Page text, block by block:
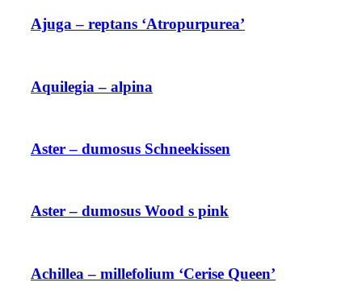
Ajuga – reptans ‘Atropurpurea’
Aquilegia – alpina
Aster – dumosus Schneekissen
Aster – dumosus Wood s pink
Achillea – millefolium ‘Cerise Queen’